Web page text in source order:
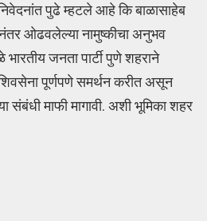
पुढे म्हटले आहे कि बाळासाहेब
ओढवलेल्या नामुष्कीचा अनुभव
भारतीय जनता पार्टी पुणे शहराने
पूर्णपणे समर्थन करीत असून
संबंधी माफी मागावी. अशी भूमिका शहर